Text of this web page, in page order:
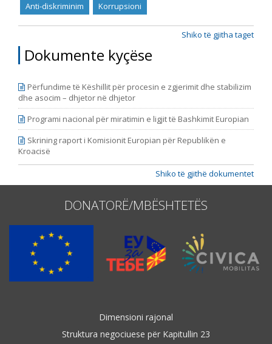
Anti-diskriminim
Korrupsioni
Shiko të gjitha taget
Dokumente kyçëse
Përfundime të Këshillit për procesin e zgjerimit dhe stabilizim
dhe asocim – dhjetor në dhjetor
Programi nacional për miratimin e ligjit të Bashkimit Europian
Skrining raport i Komisionit Europian për Republikën e
Kroacisë
Shiko të gjithë dokumentet
DONATORË/MBËSHTETËS
Dimensioni rajonal
Struktura negociuese për Kapitullin 23